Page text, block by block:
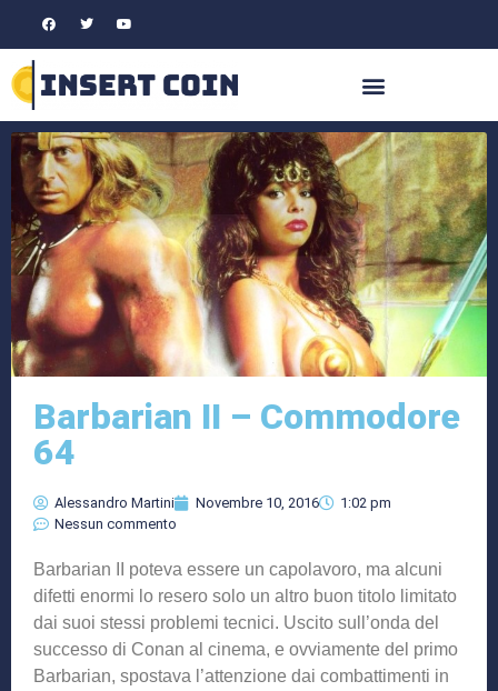
Barbarian II – Commodore
64
Alessandro Martini Novembre 10, 2016
1:02 pm
Nessun commento
Barbarian II poteva essere un capolavoro, ma alcuni
difetti enormi lo resero solo un altro buon titolo limitato
dai suoi stessi problemi tecnici. Uscito sull’onda del
successo di Conan al cinema, e ovviamente del primo
Barbarian, spostava l’attenzione dai combattimenti in